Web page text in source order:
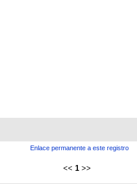
Enlace permanente a este registro
<< 1 >>